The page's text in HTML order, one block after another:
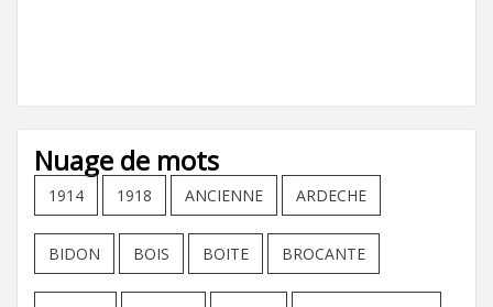
Nuage de mots
1914 1918 ANCIENNE ARDECHE
BIDON BOIS BOITE BROCANTE